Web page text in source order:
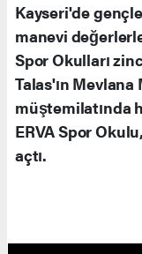
Kayseri'de
manevi
Spor Okulları
Talas'ın
müştemilatında
ERVA Spor
açtı.